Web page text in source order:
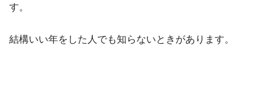
す。
結構いい年をした人でも知らないときがあります。